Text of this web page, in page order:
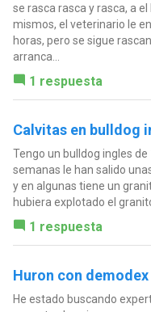
se rasca rasca y rasca, a
mismos, el veterinario le
horas, pero se sigue
arranca...
1 respuesta
Calvitas en bulldog
Tengo un bulldog ingles
semanas le han salido
y en algunas tiene un
hubiera explotado el
1 respuesta
Huron con demodex
He estado buscando